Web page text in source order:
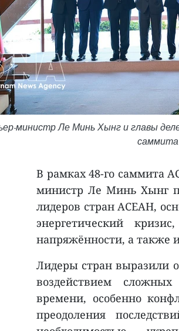
министр Ле Минь Хынг и главы
В рамках 48-го саммита
министр Ле Минь Хынг
лидеров стран АСЕАН,
энергетический
напряжённости, а также
Лидеры стран выразили
воздействием сложных
времени, особенно
преодоления